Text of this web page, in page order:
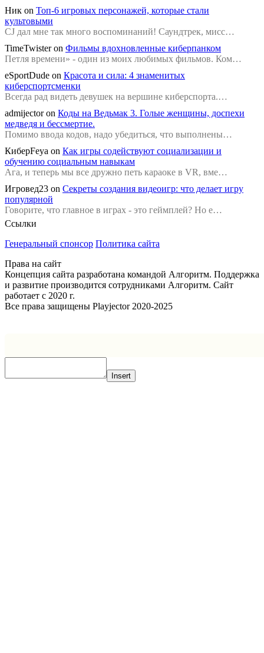
Ник on Топ-6 игровых персонажей, которые стали
культовыми
CJ дал мне так много воспоминаний! Саундтрек, мисс…
TimeTwister on Фильмы вдохновленные киберпанком
Петля времени» - один из моих любимых фильмов. Ком…
eSportDude on Красота и сила: 4 знаменитых
киберспортсменки
Всегда рад видеть девушек на вершине киберспорта.…
admijector on Коды на Ведьмак 3. Голые женщины, доспехи
медведя и бессмертие.
Помимо ввода кодов, надо убедиться, что выполнены…
КиберFeya on Как игры содействуют социализации и
обучению социальным навыкам
Ага, и теперь мы все дружно петь караоке в VR, вме…
Игровед23 on Секреты создания видеоигр: что делает игру
популярной
Говорите, что главное в играх - это геймплей? Но е…
Ссылки
Генеральный спонсор Политика сайта
Права на сайт
Концепция сайта разработана командой Алгоритм. Поддержка
и развитие производится сотрудниками Алгоритм. Сайт
работает с 2020 г.
Все права защищены Playjector 2020-2025
Insert